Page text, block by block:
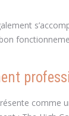
comme